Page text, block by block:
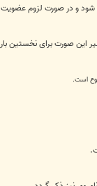
شود و در صورت لزوم
این صورت برای نخستین
است.